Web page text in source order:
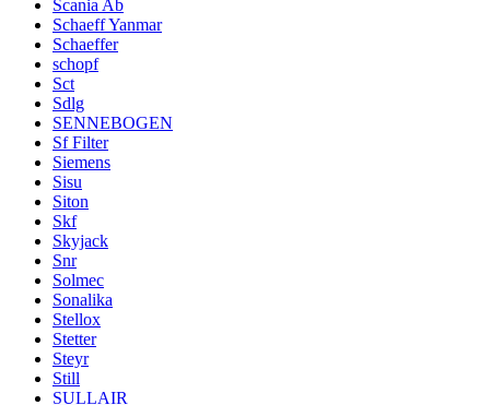
Scania Ab
Schaeff Yanmar
Schaeffer
schopf
Sct
Sdlg
SENNEBOGEN
Sf Filter
Siemens
Sisu
Siton
Skf
Skyjack
Snr
Solmec
Sonalika
Stellox
Stetter
Steyr
Still
SULLAIR